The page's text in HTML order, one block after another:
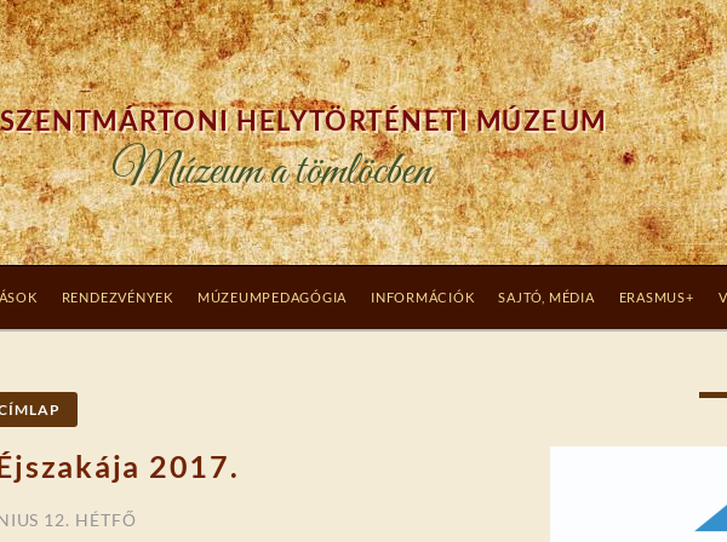
HELYTÖRTÉNETI MÚZEUM
Múzeum a tömlöcben
RENDEZVÉNYEK MÚZEUMPEDAGÓGIA INFORMÁCIÓK SAJTÓ, MÉDIA ERASMUS+
2017.
12. HÉTFŐ